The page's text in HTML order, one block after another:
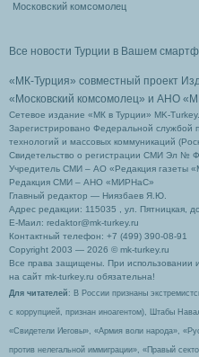
Московский комсомолец
Все новости Турции в Вашем
«МК-Турция» совместный проект
«Московский комсомолец» и АНО
Сетевое издание «МК в Турции» MK-
Зарегистрировано Федеральной службой
технологий и массовых коммуникаций
Свидетельство о регистрации СМИ Эл №
Учредитель СМИ – АО «Редакция газеты
Редакция СМИ – АНО «МИРНаС»
Главный редактор — Ниязбаев Я.Ю.
Адрес редакции: 115035 , ул. Пятницкая,
Е-Маил: redaktor@mk-turkey.ru
Контактный телефон: +7 (499) 390-08-91
Copyright 2003 — 2026 © mk-turkey.ru
Все права защищены. При использовании
на сайт mk-turkey.ru обязательна!
Для читателей : В России признаны
с коррупцией, признан иноагентом), Штабы
«Свидетели Иеговы», «Армия воли народа»,
против нелегальной иммиграции», «Правый